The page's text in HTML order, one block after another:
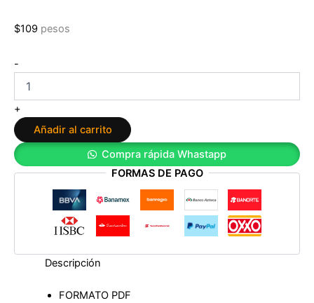
$109 pesos
-
Método
Alimentario
Rejuvenecedor:
Cómo
vivir
más
con
de
+
Añadir al carrito
Compra rápida Whastapp
FORMAS DE PAGO
Descripción
FORMATO PDF